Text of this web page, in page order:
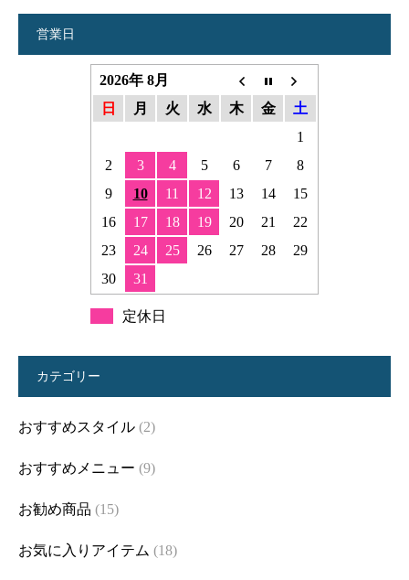
営業日
2026年 8月
日
月 火 水 木 金
土
1
2
3 4 5 6 7
8
9
10 11 12 13 14
15
16
17 18 19 20 21
22
23
24 25 26 27 28
29
30
31
定休日
カテゴリー
おすすめスタイル (2)
おすすめメニュー (9)
お勧め商品 (15)
お気に入りアイテム (18)